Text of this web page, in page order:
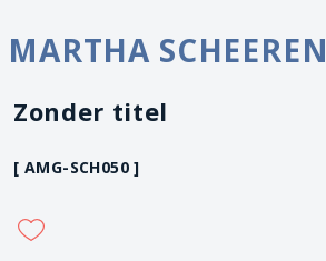
MARTHA SCHEEREN
Zonder titel
[ AMG-SCH050 ]